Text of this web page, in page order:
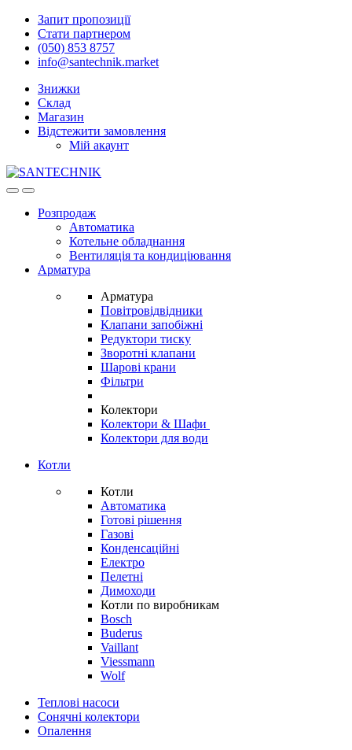
Skip
navigation
Skip
content
Запит пропозиції
Стати партнером
(050) 853 8757
info@santechnik.market
Знижки
Склад
Магазин
Відстежити замовлення
Мій акаунт
OpenClose
Розпродаж
Автоматика
Котельне обладнання
Вентиляція та кондиціювання
Арматура
Арматура
Повітровідвідники
Клапани запобіжні
Редуктори тиску
Зворотні клапани
Шарові крани
Фільтри
Колектори
Колектори & Шафи
Колектори для води
Котли
Котли
Автоматика
Готові рішення
Газові
Конденсаційні
Електро
Пелетні
Димоходи
Котли по виробникам
Bosch
Buderus
Vaillant
Viessmann
Wolf
Теплові насоси
Сонячні колектори
Опалення